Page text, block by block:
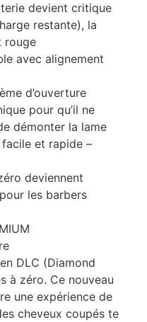
devient critique
restante), la
rouge
avec alignement
d’ouverture
pour qu’il ne
démonter la lame
et rapide –
deviennent
les barbers
DLC (Diamond
à zéro. Ce nouveau
une expérience de
cheveux coupés te